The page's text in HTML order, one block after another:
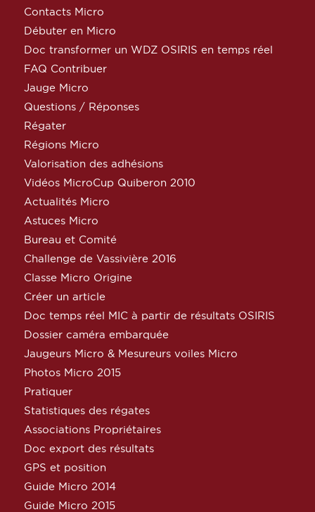
Contacts Micro
Débuter en Micro
Doc transformer un WDZ OSIRIS en temps réel
FAQ Contribuer
Jauge Micro
Questions / Réponses
Régater
Régions Micro
Valorisation des adhésions
Vidéos MicroCup Quiberon 2010
Actualités Micro
Astuces Micro
Bureau et Comité
Challenge de Vassivière 2016
Classe Micro Origine
Créer un article
Doc temps réel MIC à partir de résultats OSIRIS
Dossier caméra embarquée
Jaugeurs Micro & Mesureurs voiles Micro
Photos Micro 2015
Pratiquer
Statistiques des régates
Associations Propriétaires
Doc export des résultats
GPS et position
Guide Micro 2014
Guide Micro 2015